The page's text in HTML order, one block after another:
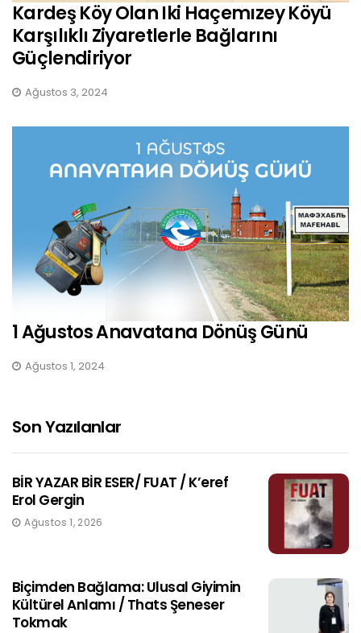
Kardeş Köy Olan Iki Haçemızey Köyü
Karşılıklı Ziyaretlerle Bağlarını
Güçlendiriyor
Ağustos 3, 2024
1 Ağustos Anavatana Dönüş Günü
Ağustos 1, 2024
Son Yazılanlar
BİR YAZAR BİR ESER/ FUAT / K’eref
Erol Gergin
Ağustos 1, 2026
Biçimden Bağlama: Ulusal Giyimin
Kültürel Anlamı / Thats Şeneser
Tokmak